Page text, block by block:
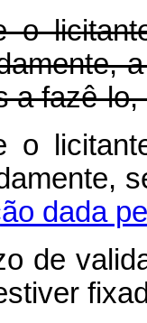
a fazê-
o
dada